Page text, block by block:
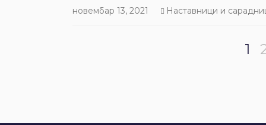
новембар 13, 2021 Наставници и
1